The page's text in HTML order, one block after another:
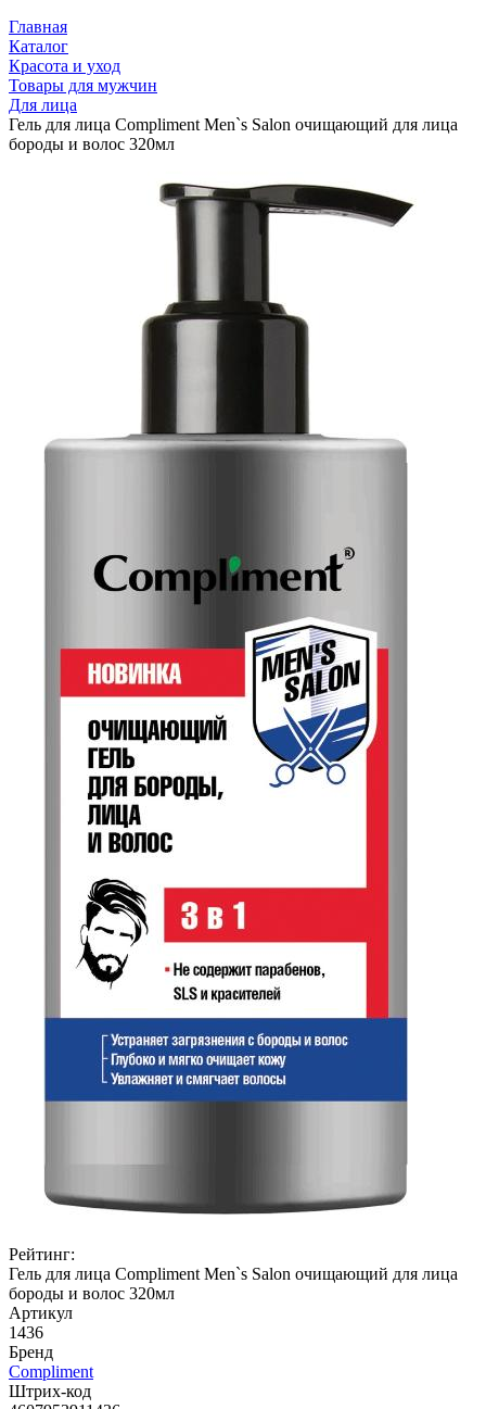
Главная
Каталог
Красота и уход
Товары для мужчин
Для лица
Гель для лица Compliment Men`s Salon очищающий для лица
бороды и волос 320мл
Рейтинг:
Гель для лица Compliment Men`s Salon очищающий для лица
бороды и волос 320мл
Артикул
1436
Бренд
Compliment
Штрих-код